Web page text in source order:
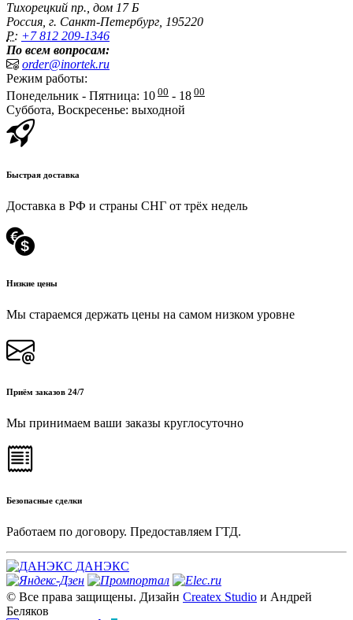
Тихорецкий пр., дом 17 Б
Россия, г. Санкт-Петербург, 195220
P: +7 812 209-1346
По всем вопросам:
order@inortek.ru
Режим работы:
Понедельник - Пятница: 10 00 - 18 00
Суббота, Воскресенье: выходной
Быстрая доставка
Доставка в РФ и страны СНГ от трёх недель
Низкие цены
Мы стараемся держать цены на самом низком уровне
Приём заказов 24/7
Мы принимаем ваши заказы круглосуточно
Безопасные сделки
Работаем по договору. Предоставляем ГТД.
ДАНЭКС
© Все права защищены. Дизайн Createx Studio и Андрей
Беляков